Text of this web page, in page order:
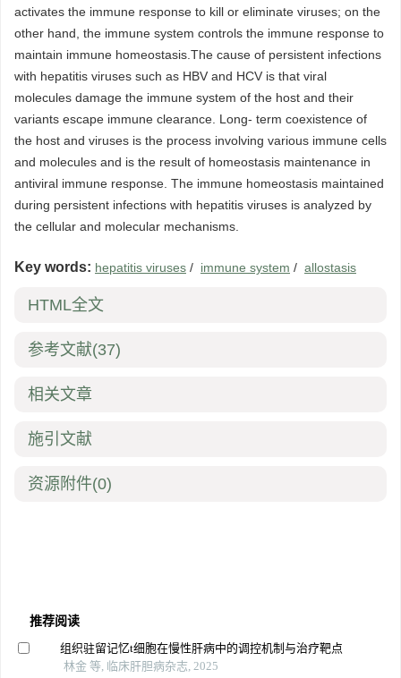
activates the immune response to kill or eliminate viruses; on the
other hand, the immune system controls the immune response to
maintain immune homeostasis.The cause of persistent infections
with hepatitis viruses such as HBV and HCV is that viral
molecules damage the immune system of the host and their
variants escape immune clearance. Long- term coexistence of
the host and viruses is the process involving various immune cells
and molecules and is the result of homeostasis maintenance in
antiviral immune response. The immune homeostasis maintained
during persistent infections with hepatitis viruses is analyzed by
the cellular and molecular mechanisms.
Key words: hepatitis viruses / immune system / allostasis
HTML全文
参考文献(37)
相关文章
施引文献
资源附件(0)
推荐阅读
组织驻留记忆t细胞在慢性肝病中的调控机制与治疗靶点
林金 等, 临床肝胆病杂志, 2025